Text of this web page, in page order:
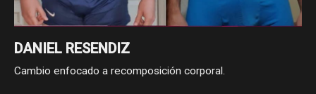
DANIEL RESENDIZ
Cambio enfocado a recomposición corporal.